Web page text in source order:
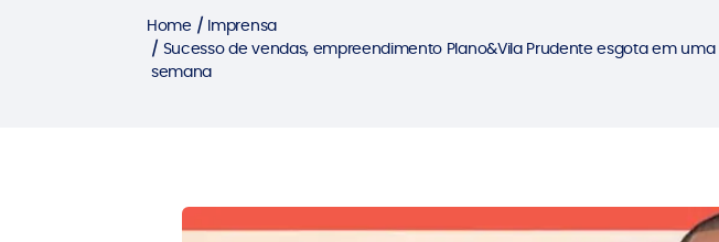
Home
Imprensa
Sucesso de vendas, empreendimento Plano&Vila Prudente esgota em uma
semana